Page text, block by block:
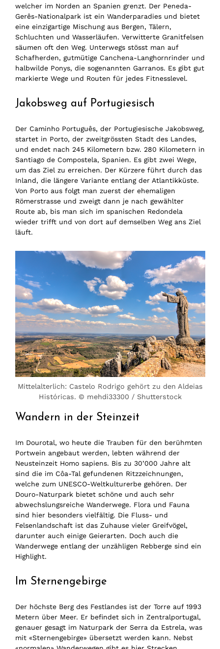
welcher im Norden an Spanien grenzt. Der Peneda-
Gerês-Nationalpark ist ein Wanderparadies und bietet
eine einzigartige Mischung aus Bergen, Tälern,
Schluchten und Wasserläufen. Verwitterte Granitfelsen
säumen oft den Weg. Unterwegs stösst man auf
Schafherden, gutmütige Canchena-Langhornrinder und
halbwilde Ponys, die sogenannten Garranos. Es gibt gut
markierte Wege und Routen für jedes Fitnesslevel.
Jakobsweg auf Portugiesisch
Der Caminho Português, der Portugiesische Jakobsweg,
startet in Porto, der zweitgrössten Stadt des Landes,
und endet nach 245 Kilometern bzw. 280 Kilometern in
Santiago de Compostela, Spanien. Es gibt zwei Wege,
um das Ziel zu erreichen. Der Kürzere führt durch das
Inland, die längere Variante entlang der Atlantikküste.
Von Porto aus folgt man zuerst der ehemaligen
Römerstrasse und zweigt dann je nach gewählter
Route ab, bis man sich im spanischen Redondela
wieder trifft und von dort auf demselben Weg ans Ziel
läuft.
Mittelalterlich: Castelo Rodrigo gehört zu den Aldeias
Históricas. © mehdi33300 / Shutterstock
Wandern in der Steinzeit
Im Dourotal, wo heute die Trauben für den berühmten
Portwein angebaut werden, lebten während der
Neusteinzeit Homo sapiens. Bis zu 30’000 Jahre alt
sind die im Côa-Tal gefundenen Ritzzeichnungen,
welche zum UNESCO-Weltkulturerbe gehören. Der
Douro-Naturpark bietet schöne und auch sehr
abwechslungsreiche Wanderwege. Flora und Fauna
sind hier besonders vielfältig. Die Fluss- und
Felsenlandschaft ist das Zuhause vieler Greifvögel,
darunter auch einige Geierarten. Doch auch die
Wanderwege entlang der unzähligen Rebberge sind ein
Highlight.
Im Sternengebirge
Der höchste Berg des Festlandes ist der Torre auf 1993
Metern über Meer. Er befindet sich in Zentralportugal,
genauer gesagt im Naturpark der Serra da Estrela, was
mit «Sternengebirge» übersetzt werden kann. Nebst